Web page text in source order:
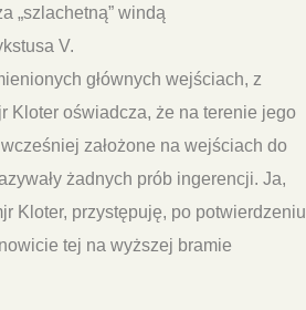
„szlachetną” windą
V.
głównych wejściach, z
Kloter oświadcza, że na terenie jego
założone na wejściach do
żadnych prób ingerencji. Ja,
Kloter, przystępuję, po potwierdzeniu
tej na wyższej bramie